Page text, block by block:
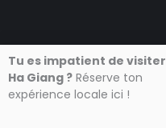
Tu es impatient de visiter
Ha Giang ? Réserve ton
expérience locale ici !